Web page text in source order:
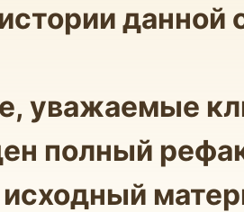
данной
уважаемые
полный